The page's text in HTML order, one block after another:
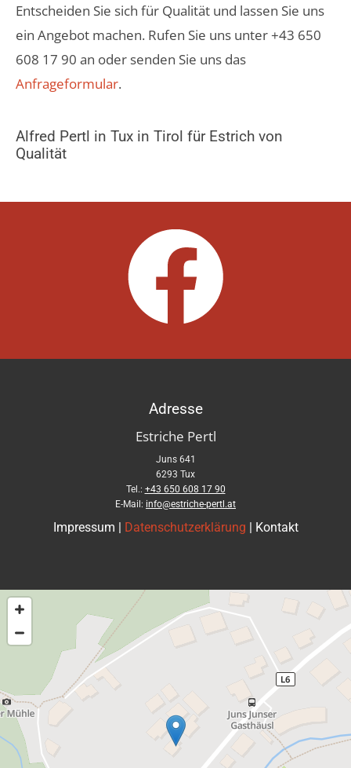
Entscheiden Sie sich für Qualität und lassen Sie uns
ein Angebot machen. Rufen Sie uns unter+43 650
608 17 90 an oder senden Sie uns das
Anfrageformular.
Alfred Pertl in Tux in Tirol für Estrich von
Qualität
Adresse
Estriche Pertl
Juns 641
6293 Tux
Tel.: +43 650 608 17 90
E-Mail: info@estriche-pertl.at
Impressum | Datenschutzerklärung | Kontakt